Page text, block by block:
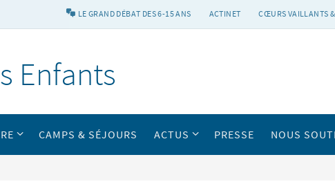
LE GRAND DÉBAT DES 6-15 ANS ACTINET CŒURS VAILLANTS
Enfants
CAMPS & SÉJOURS ACTUS PRESSE NOUS